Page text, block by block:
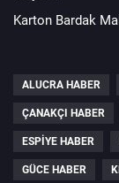
Karton Bardak
ALUCRA HABER
ÇANAKÇI HABER
ESPIYE HABER
GÜCE HABER